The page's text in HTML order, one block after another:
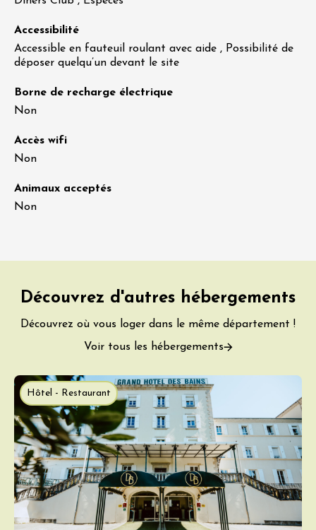
Accessibilité
Accessible en fauteuil roulant avec aide , Possibilité de
déposer quelqu’un devant le site
Borne de recharge électrique
Non
Accès wifi
Non
Animaux acceptés
Non
Découvrez d'autres hébergements
Découvrez où vous loger dans le même département !
Voir tous les hébergements
Hôtel - Restaurant